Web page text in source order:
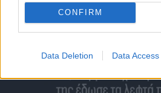
CONFIRM
Data Deletion Data Access